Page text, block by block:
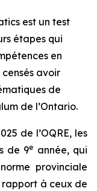
est un test
étapes qui
en
avoir
de
de l’Ontario.
de l’OQRE, les
de 9e année, qui
provinciale
à ceux de